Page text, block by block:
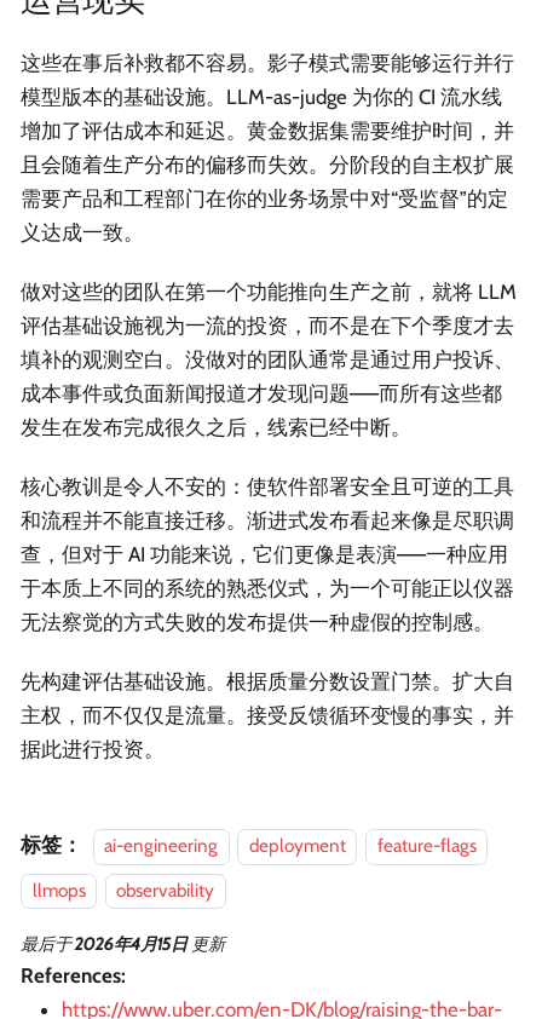
这些在事后补救都不容易。影子模式需要能够运行并行
模型版本的基础设施。LLM-as-judge 为你的 CI 流水线
增加了评估成本和延迟。黄金数据集需要维护时间，并
且会随着生产分布的偏移而失效。分阶段的自主权扩展
需要产品和工程部门在你的业务场景中对“受监督”的定
义达成一致。
做对这些的团队在第一个功能推向生产之前，就将 LLM
评估基础设施视为一流的投资，而不是在下个季度才去
填补的观测空白。没做对的团队通常是通过用户投诉、
成本事件或负面新闻报道才发现问题——而所有这些都
发生在发布完成很久之后，线索已经中断。
核心教训是令人不安的：使软件部署安全且可逆的工具
和流程并不能直接迁移。渐进式发布看起来像是尽职调
查，但对于 AI 功能来说，它们更像是表演——一种应用
于本质上不同的系统的熟悉仪式，为一个可能正以仪器
无法察觉的方式失败的发布提供一种虚假的控制感。
先构建评估基础设施。根据质量分数设置门禁。扩大自
主权，而不仅仅是流量。接受反馈循环变慢的事实，并
据此进行投资。
标签： ai-engineering deployment
feature-flags
llmops
observability
最后于2026年4月15日 更新
References:
https://www.uber.com/en-DK/blog/raising-the-bar-